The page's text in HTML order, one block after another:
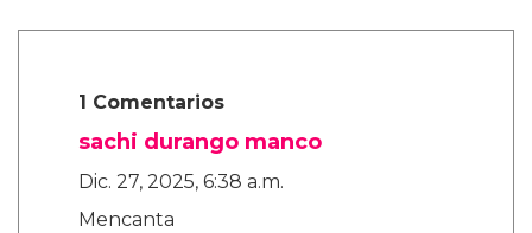
1 Comentarios
sachi durango manco
Dic. 27, 2025, 6:38 a.m.
Mencanta